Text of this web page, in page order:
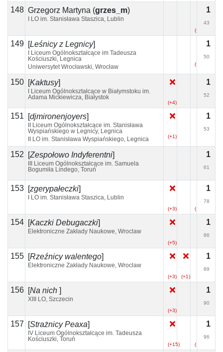
148 Grzegorz Martyna (grzes_m)
I LO im. Stanisława Staszica, Lublin
(+2)
1
43
149 [Leśnicy z Legnicy]
I Liceum Ogólnokształcące im Tadeusza
Kościuszki, Legnica
Uniwersytet Wrocławski, Wrocław
(+3)
1
50
150 [Kaktusy]
I Liceum Ogólnokształcące w Białymstoku im.
Adama Mickiewicza, Białystok
(+4)
1
52
151 [djmironenjoyers]
II Liceum Ogólnokształcące im. Stanisława
Wyspiańskiego w Legnicy, Legnica
II LO im. Stanisława Wyspiańskiego, Legnica
(+1)
1
53
152 [Zespołowo Indyferentni]
III Liceum Ogólnokształcące im. Samuela
Bogumiła Lindego, Toruń
1
61
153 [zgerypałeczki]
I LO im. Stanisława Staszica, Lublin
(+3) (+2)
1
78
154 [Kaczki Debugaczki]
Elektroniczne Zakłady Naukowe, Wroclaw
(+5)
1
86
155 [Rzeźnicy walentego]
Elektroniczne Zakłady Naukowe, Wroclaw
(+3) (+1)
1
89
156 [Na nich ]
XIII LO, Szczecin
(+3)
1
90
157 [Strażnicy Peaxa]
IV Liceum Ogólnokształcące im. Tadeusza
Kościuszki, Toruń
(+15) (+8)
1
96